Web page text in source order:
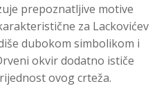
prepoznatljive motive
za Lackovićev
dubokom simbolikom i
okvir dodatno ističe
ovog crteža.